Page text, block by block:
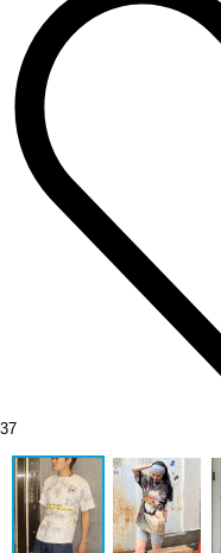
37